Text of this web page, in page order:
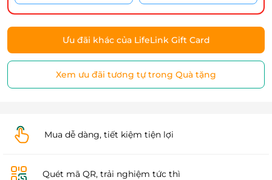
Ưu đãi khác của LifeLink Gift Card
Xem ưu đãi tương tự trong Quà tặng
Mua dễ dàng, tiết kiệm tiện lợi
Quét mã QR, trải nghiệm tức thì